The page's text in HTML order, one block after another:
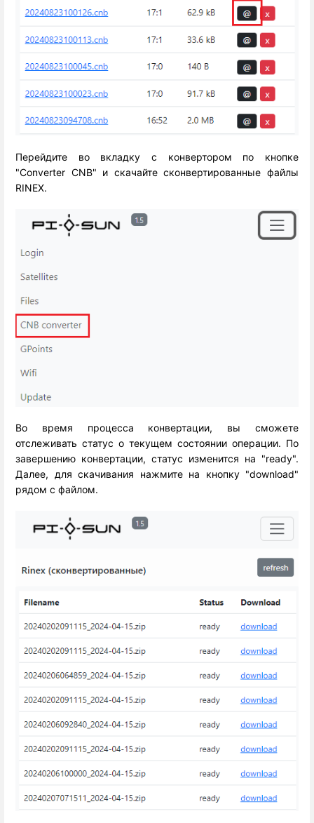
Перейдите во вкладку с конвертором по кнопке
"Converter CNB" и скачайте сконвертированные файлы
RINEX.
Во время процесса конвертации, вы сможете
отслеживать статус о текущем состоянии операции. По
завершению конвертации, статус изменится на "ready".
Далее, для скачивания нажмите на кнопку "download"
рядом с файлом.